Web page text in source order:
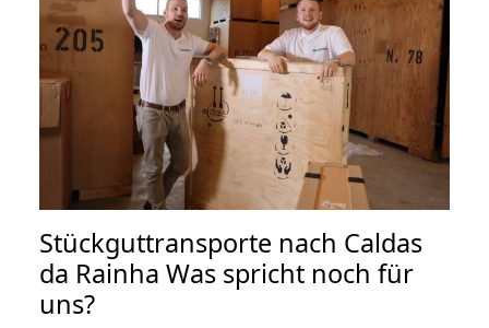
Stückguttransporte nach Caldas
da Rainha Was spricht noch für
uns?